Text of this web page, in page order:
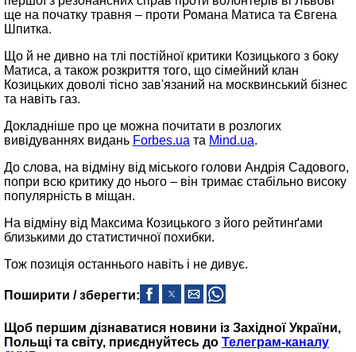
ще на початку травня – проти Романа Матиса та Євгена
Шпитка.
Що й не дивно на тлі постійної критики Козицького з боку
Матиса, а також розкриття того, що сімейний клан
Козицьких доволі тісно зав'язаний на москвинський бізнес
та навіть газ.
Докладніше про це можна почитати в розлогих
вивідуваннях видань Forbes.ua та Mind.ua.
До слова, на відміну від міського голови Андрія Садового,
попри всю критику до нього – він тримає стабільно високу
популярність в міщан.
На відміну від Максима Козицького з його рейтинґами
близькими до статистичної похибки.
Тож позиція останнього навіть і не дивує.
Поширити / зберегти:
Щоб першим дізнаватися новини із Західної України,
Польщі та світу, приєднуйтесь до Телеграм-каналу